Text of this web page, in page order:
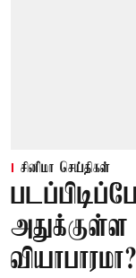
சினிமா செய்திகள்
வியாபாரமா?